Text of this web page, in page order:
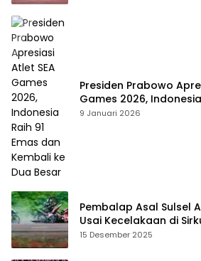
Presiden Prabowo
Games 2026,
Kembali ke Dua Besar
9 Januari 2026
Pembalap Asal Sulsel
Usai Kecelakaan di
15 Desember 2025